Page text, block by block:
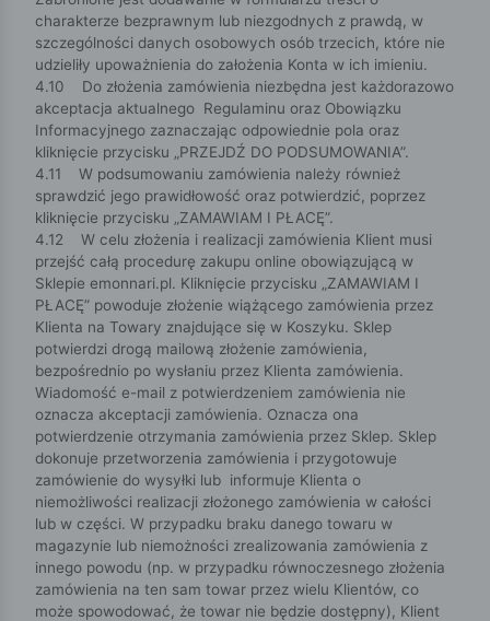
charakterze bezprawnym lub niezgodnych z prawdą, w
szczególności danych osobowych osób trzecich, które nie
udzieliły upoważnienia do założenia Konta w ich imieniu.
4.10 Do złożenia zamówienia niezbędna jest każdorazowo
akceptacja aktualnego Regulaminu oraz Obowiązku
Informacyjnego zaznaczając odpowiednie pola oraz
kliknięcie przycisku „PRZEJDŹ DO PODSUMOWANIA”.
4.11 W podsumowaniu zamówienia należy również
sprawdzić jego prawidłowość oraz potwierdzić, poprzez
kliknięcie przycisku „ZAMAWIAM I PŁACĘ”.
4.12 W celu złożenia i realizacji zamówienia Klient musi
przejść całą procedurę zakupu online obowiązującą w
Sklepie emonnari.pl. Kliknięcie przycisku „ZAMAWIAM I
PŁACĘ” powoduje złożenie wiążącego zamówienia przez
Klienta na Towary znajdujące się w Koszyku. Sklep
potwierdzi drogą mailową złożenie zamówienia,
bezpośrednio po wysłaniu przez Klienta zamówienia.
Wiadomość e-mail z potwierdzeniem zamówienia nie
oznacza akceptacji zamówienia. Oznacza ona
potwierdzenie otrzymania zamówienia przez Sklep. Sklep
dokonuje przetworzenia zamówienia i przygotowuje
zamówienie do wysyłki lub informuje Klienta o
niemożliwości realizacji złożonego zamówienia w całości
lub w części. W przypadku braku danego towaru w
magazynie lub niemożności zrealizowania zamówienia z
innego powodu (np. w przypadku równoczesnego złożenia
zamówienia na ten sam towar przez wielu Klientów, co
może spowodować, że towar nie będzie dostępny), Klient